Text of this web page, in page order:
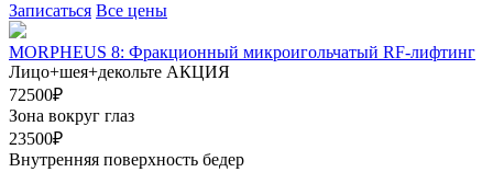
Записаться Все цены
MORPHEUS 8: Фракционный микроигольчатый RF-лифтинг
Лицо+шея+декольте АКЦИЯ
72500₽
Зона вокруг глаз
23500₽
Внутренняя поверхность бедер